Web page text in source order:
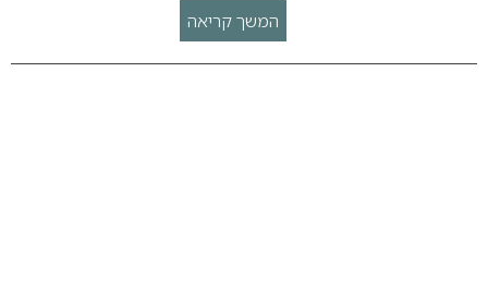
המשך קריאה